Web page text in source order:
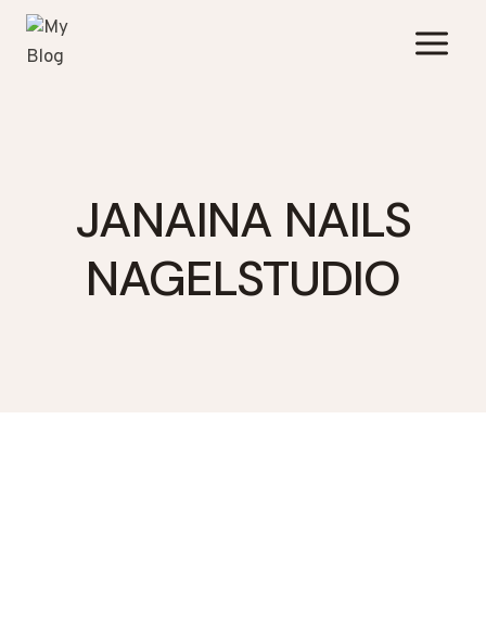
Zum
Inhalt
springen
JANAINA NAILS
NAGELSTUDIO